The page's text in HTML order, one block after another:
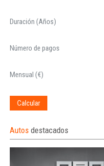
Duración (Años)
Número de pagos
Mensual (€)
Calcular
Autos destacados